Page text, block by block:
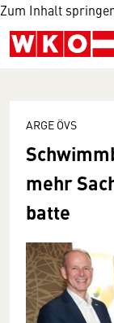
Zum Inhalt
ARGE ÖVS
mehr
batte